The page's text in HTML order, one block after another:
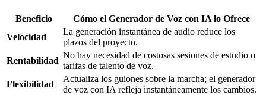
Beneficio
Cómo el Generador de Voz con IA lo Ofrece
Velocidad
La generación instantánea de audio reduce los
plazos del proyecto.
Rentabilidad
No hay necesidad de costosas sesiones de estudio o
tarifas de talento de voz.
Flexibilidad
Actualiza los guiones sobre la marcha; el generador
de voz con IA refleja instantáneamente los cambios.